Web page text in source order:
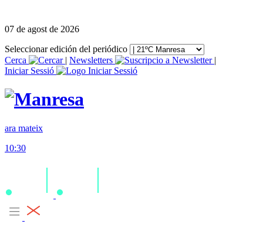
07 de agost de 2026
Seleccionar edición del periódico
Cerca
| Newsletters
|
Iniciar Sessió
ara mateix
10:30